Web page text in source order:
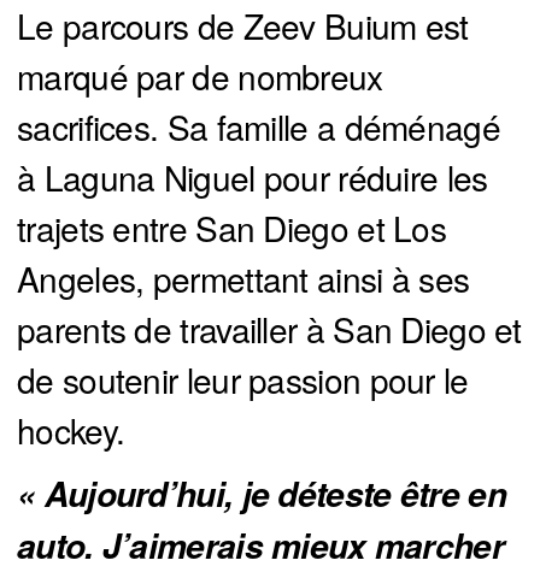
Le parcours de Zeev Buium est
marqué par de nombreux
sacrifices. Sa famille a déménagé
à Laguna Niguel pour réduire les
trajets entre San Diego et Los
Angeles, permettant ainsi à ses
parents de travailler à San Diego et
de soutenir leur passion pour le
hockey.
« Aujourd’hui, je déteste être en
auto. J’aimerais mieux marcher